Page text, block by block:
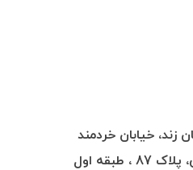
زند، خیابان خردمند
اول